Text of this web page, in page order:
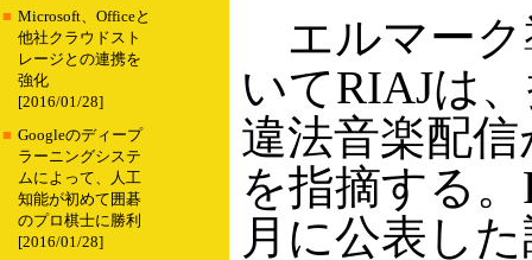
■ Microsoft、Officeと
他社クラウドスト
レージとの連携を
強化
[2016/01/28]
■ Googleのディープ
ラーニングシステ
ムによって、人工
知能が初めて囲碁
のプロ棋士に勝利
[2016/01/28]
エルマーク
いてRIAJは
違法音楽配
を指摘する
月に公表し